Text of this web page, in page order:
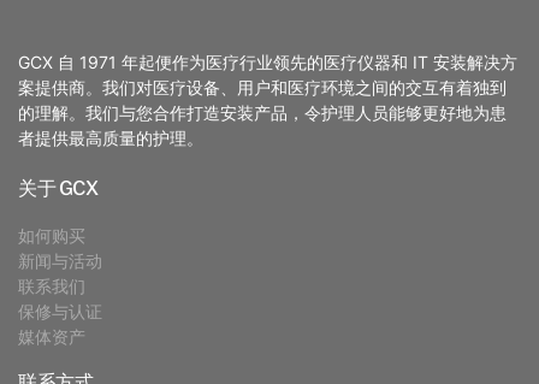
GCX 自 1971 年起便作为医疗行业领先的医疗仪器和 IT 安装解决方
案提供商。我们对医疗设备、用户和医疗环境之间的交互有着独到
的理解。我们与您合作打造安装产品，令护理人员能够更好地为患
者提供最高质量的护理。
关于 GCX
如何购买
新闻与活动
联系我们
保修与认证
媒体资产